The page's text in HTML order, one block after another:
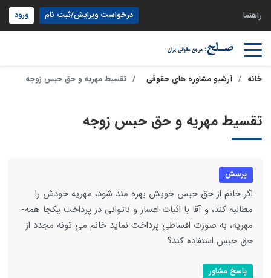
راهنما درخواست ویرایش/ثبت نام ورود
خانه آرشیو مشاوره های حقوقی تقسیط مهریه و حق حبس زوجه
تقسیط مهریه و حق حبس زوجه
پرسش
اگر خانم از حق حبس خویش بهره مند شود، مهریه خودش را
مطالبه کند، و آقا با اثبات اعسار و ناتوانی در پرداخت یکجا همه­
مهریه، به صورت اقساطی پرداخت نماید خانم می تونه مجدد از
حق حبس استفاده کند؟
پاسخ مشاور